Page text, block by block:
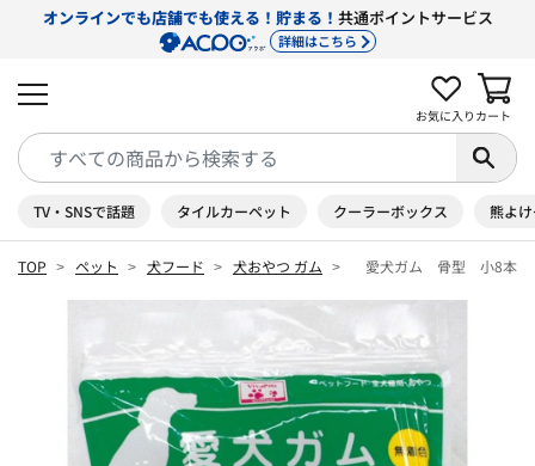
オンラインでも店舗でも使える！貯まる！ 共通ポイントサービス
詳細はこちら
お気に入り カート
TV・SNSで話題 タイルカーペット クーラーボックス 熊よ
TOP ペット 犬フード 犬おやつ ガム 愛犬ガム 骨型 小8本